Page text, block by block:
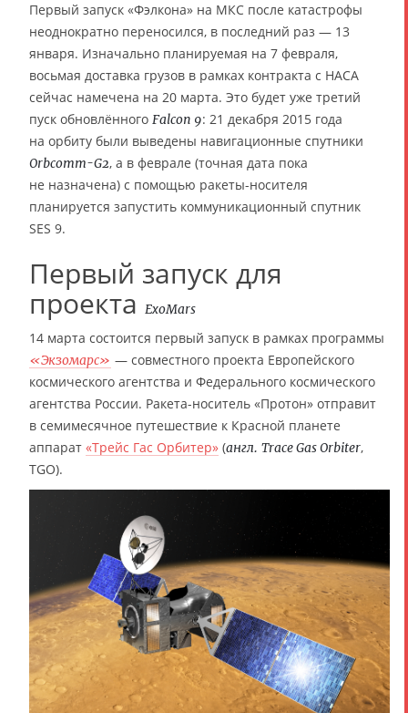
Первый запуск «Фэлкона» на МКС после катастрофы
неоднократно переносился, в последний раз — 13
января. Изначально планируемая на 7 февраля,
восьмая доставка грузов в рамках контракта с НАСА
сейчас намечена на 20 марта. Это будет уже третий
пуск обновлённого Falcon 9: 21 декабря 2015 года
на орбиту были выведены навигационные спутники
Orbcomm-G2, а в феврале (точная дата пока
не назначена) с помощью ракеты-носителя
планируется запустить коммуникационный спутник
SES 9.
Первый запуск для
проекта ExoMars
14 марта состоится первый запуск в рамках программы
«Экзомарс» — совместного проекта Европейского
космического агентства и Федерального космического
агентства России. Ракета-носитель «Протон» отправит
в семимесячное путешествие к Красной планете
аппарат «Трейс Гас Орбитер» (англ. Trace Gas Orbiter,
TGO).